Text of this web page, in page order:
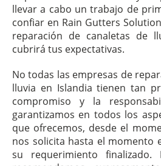
llevar a cabo un trabajo de
confiar en Rain Gutters
reparación de canaletas de
cubrirá tus expectativas.
No todas las empresas de
lluvia en Islandia tienen tan
compromiso y la
garantizamos en todos los
que ofrecemos, desde el
nos solicita hasta el momento
su requerimiento